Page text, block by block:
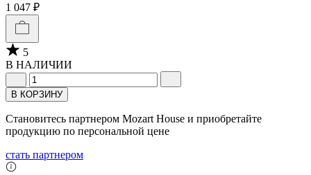
1 047 ₽
5
В НАЛИЧИИ
В КОРЗИНУ
Становитесь партнером Mozart House и приобретайте
продукцию по персональной цене
стать партнером